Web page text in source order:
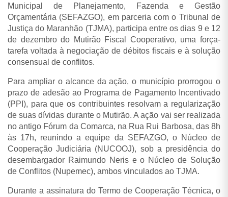
Municipal de Planejamento, Fazenda e Gestão
Orçamentária (SEFAZGO), em parceria com o Tribunal de
Justiça do Maranhão (TJMA), participa entre os dias 9 e 12
de dezembro do Mutirão Fiscal Cooperativo, uma força-
tarefa voltada à negociação de débitos fiscais e à solução
consensual de conflitos.
Para ampliar o alcance da ação, o município prorrogou o
prazo de adesão ao Programa de Pagamento Incentivado
(PPI), para que os contribuintes resolvam a regularização
de suas dívidas durante o Mutirão. A ação vai ser realizada
no antigo Fórum da Comarca, na Rua Rui Barbosa, das 8h
às 17h, reunindo a equipe da SEFAZGO, o Núcleo de
Cooperação Judiciária (NUCOOJ), sob a presidência do
desembargador Raimundo Neris e o Núcleo de Solução
de Conflitos (Nupemec), ambos vinculados ao TJMA.
Durante a assinatura do Termo de Cooperação Técnica, o